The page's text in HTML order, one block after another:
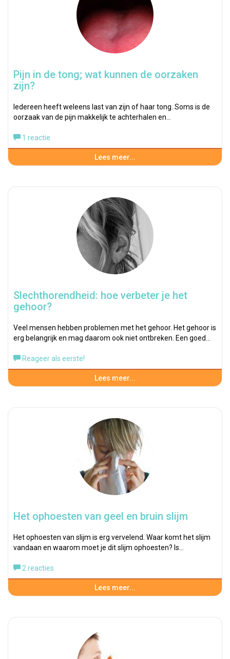
Pijn in de tong; wat kunnen de oorzaken
zijn?
Iedereen heeft weleens last van zijn of haar tong. Soms is de
oorzaak van de pijn makkelijk te achterhalen en…
1 reactie
Lees meer...
Slechthorendheid: hoe verbeter je het
gehoor?
Veel mensen hebben problemen met het gehoor. Het gehoor is
erg belangrijk en mag daarom ook niet ontbreken. Een goed…
Reageer als eerste!
Lees meer...
Het ophoesten van geel en bruin slijm
Het ophoesten van slijm is erg vervelend. Waar komt het slijm
vandaan en waarom moet je dit slijm ophoesten? Is…
2 reacties
Lees meer...